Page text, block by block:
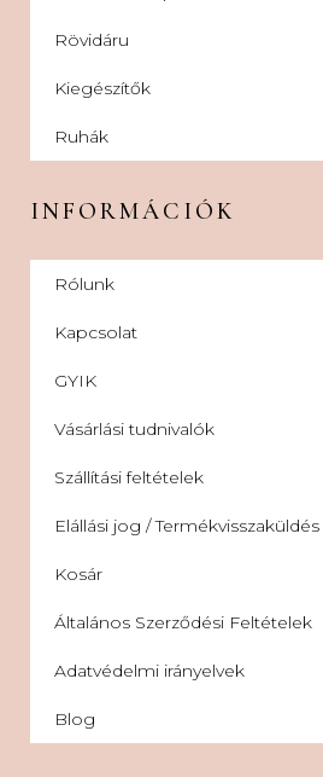
Rövidáru
Kiegészítők
Ruhák
INFORMÁCIÓK
Rólunk
Kapcsolat
GYIK
Vásárlási tudnivalók
Szállítási feltételek
Elállási jog / Termékvisszaküldés
Kosár
Általános Szerződési Feltételek
Adatvédelmi irányelvek
Blog